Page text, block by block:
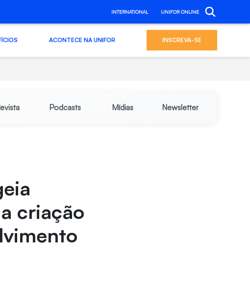
INTERNATIONAL UNIFOR ONLINE
ACONTECE NA UNIFOR INSCREVA-SE
Podcasts Mídias Newsletter
criação